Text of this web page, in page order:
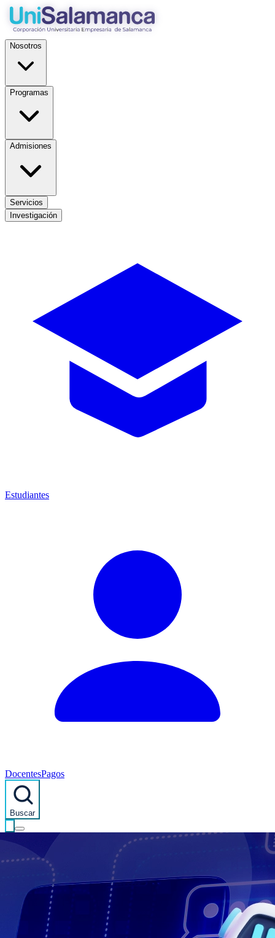
Nosotros
Programas
Admisiones
Servicios
Investigación
Estudiantes
DocentesPagos
Buscar